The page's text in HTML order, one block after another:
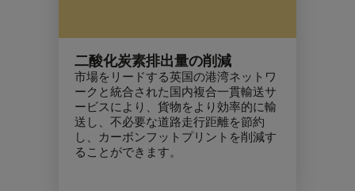
二酸化炭素排出量の削減
市場をリードする英国の港湾ネットワ
ークと統合された国内複合一貫輸送サ
ービスにより、貨物をより効率的に輸
送し、不必要な道路走行距離を節約
し、
カーボンフットプリント を削減す
ることができます。